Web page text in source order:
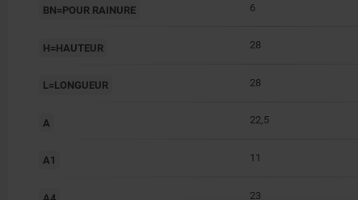
BN=POUR RAINURE 6
H=HAUTEUR 28
L=LONGUEUR 28
A 22,5
A1 11
23